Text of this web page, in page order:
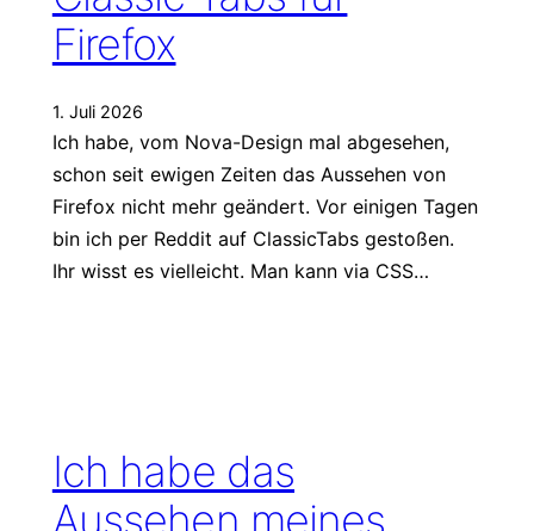
Firefox
1. Juli 2026
Ich habe, vom Nova-Design mal abgesehen,
schon seit ewigen Zeiten das Aussehen von
Firefox nicht mehr geändert. Vor einigen Tagen
bin ich per Reddit auf ClassicTabs gestoßen.
Ihr wisst es vielleicht. Man kann via CSS…
Ich habe das